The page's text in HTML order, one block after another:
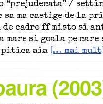
o “prejudecata” /
ma castige de la
cadre ff misto si
si goala pe
pitica aia [… mai